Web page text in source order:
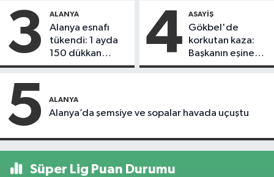
3 ALANYA
Alanya esnafı
tükendi: 1 ayda
150 dükkan
kapandı
4 ASAYIŞ
Gökbel'de
korkutan kaza:
Başkanın eşine
motosiklet çarptı
5 ALANYA
Alanya’da şemsiye ve sopalar havada uçuştu
Süper Lig Puan Durumu